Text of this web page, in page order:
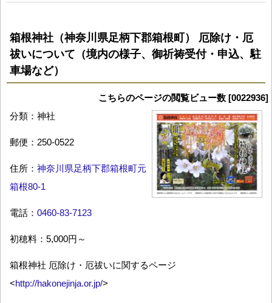
箱根神社（神奈川県足柄下郡箱根町） 厄除け・厄
祓いについて（境内の様子、御祈祷受付・申込、駐
車場など）
こちらのページの閲覧ビュー数 [0022936]
分類：神社
郵便：250-0522
住所： 神奈川県足柄下郡箱根町元
箱根80-1
電話： 0460-83-7123
初穂料：5,000円～
箱根神社 厄除け・厄祓いに関するページ
<http://hakonejinja.or.jp/>